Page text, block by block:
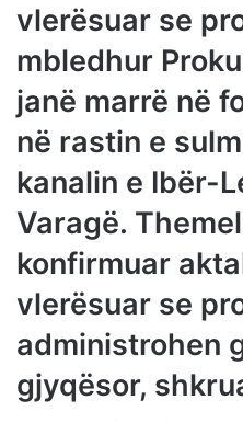
vlerësuar se
mbledhur
janë marrë në
në rastin e
kanalin e Ibër-
Varagë.
konfirmuar
vlerësuar se
administrohen
gjyqësor,